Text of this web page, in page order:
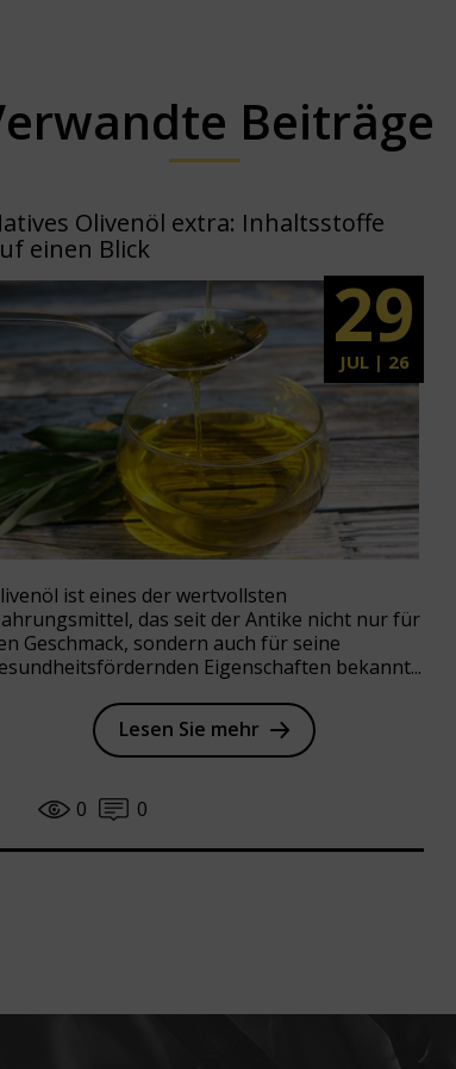
Beiträge
Olivenöl extra: Inhaltsstoffe
einen Blick
29
JUL | 26
ist eines der wertvollsten
das seit der Antike nicht nur für
Geschmack, sondern auch für seine
Eigenschaften bekannt...
Lesen Sie mehr
0
0